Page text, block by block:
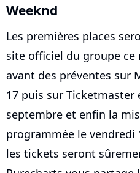
Weeknd
Les premières places
site officiel du groupe ce
avant des préventes sur
17 puis sur
septembre et enfin la
programmée le vendredi
les tickets seront